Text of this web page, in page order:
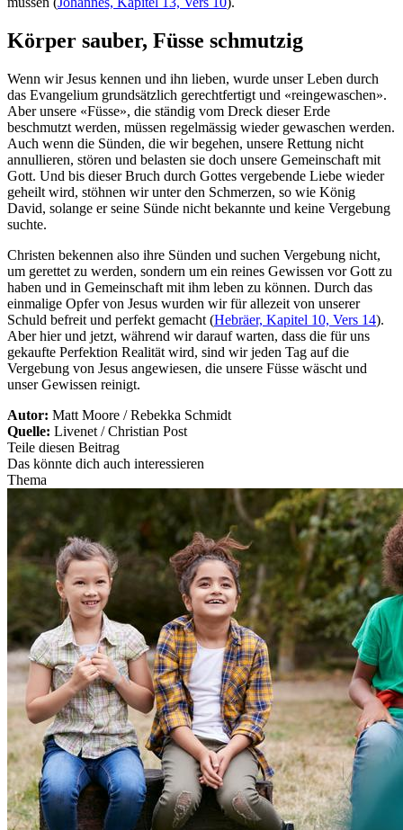
Körper sauber, Füsse schmutzig
Wenn wir Jesus kennen und ihn lieben, wurde unser Leben durch
das Evangelium grundsätzlich gerechtfertigt und «reingewaschen».
Aber unsere «Füsse», die ständig vom Dreck dieser Erde
beschmutzt werden, müssen regelmässig wieder gewaschen werden.
Auch wenn die Sünden, die wir begehen, unsere Rettung nicht
annullieren, stören und belasten sie doch unsere Gemeinschaft mit
Gott. Und bis dieser Bruch durch Gottes vergebende Liebe wieder
geheilt wird, stöhnen wir unter den Schmerzen, so wie König
David, solange er seine Sünde nicht bekannte und keine Vergebung
suchte.
Christen bekennen also ihre Sünden und suchen Vergebung nicht,
um gerettet zu werden, sondern um ein reines Gewissen vor Gott zu
haben und in Gemeinschaft mit ihm leben zu können. Durch das
einmalige Opfer von Jesus wurden wir für allezeit von unserer
Schuld befreit und perfekt gemacht (Hebräer, Kapitel 10, Vers 14).
Aber hier und jetzt, während wir darauf warten, dass die für uns
gekaufte Perfektion Realität wird, sind wir jeden Tag auf die
Vergebung von Jesus angewiesen, die unsere Füsse wäscht und
unser Gewissen reinigt.
Autor: Matt Moore / Rebekka Schmidt
Quelle: Livenet / Christian Post
Teile diesen Beitrag
Das könnte dich auch interessieren
Thema